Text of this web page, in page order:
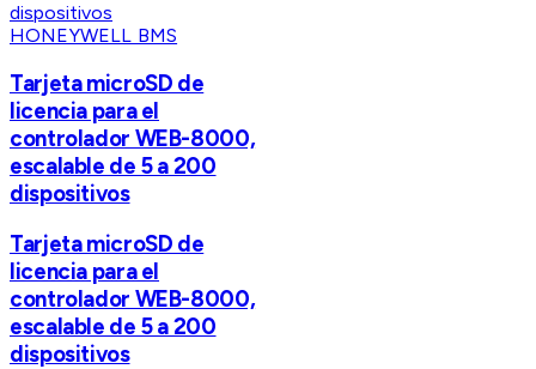
HONEYWELL BMS
Tarjeta microSD de
licencia para el
controlador WEB-8000,
escalable de 5 a 200
dispositivos
Tarjeta microSD de
licencia para el
controlador WEB-8000,
escalable de 5 a 200
dispositivos